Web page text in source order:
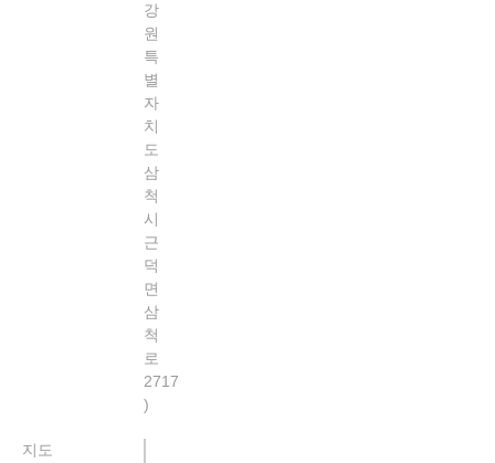
강
원
특
별
자
치
도
삼
척
시
근
덕
면
삼
척
로
2717
지도